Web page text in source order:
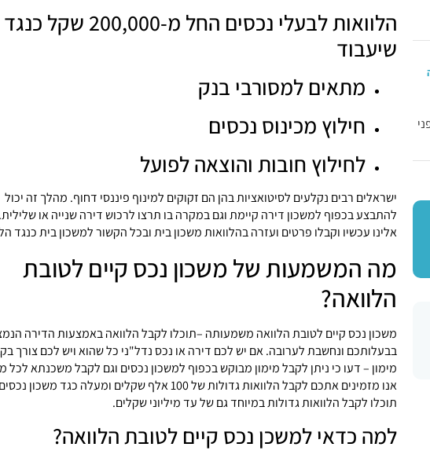
הלוואות לבעלי נכסים החל מ-200,000 שקל כנגד
שיעבוד
מתאים למסורבי בנק
חילוץ מכינוס נכסים
לחילוץ חובות והוצאה לפועל
ישראלים רבים נקלעים לסיטואציות בהן הם זקוקים למינוף פיננסי דחוף. מהלך זה יכול
להתבצע בכפוף למשכון דירה קיימת וגם במקרה בו תרצו לרכוש דירה שנייה או
אלינו עכשיו וקבלו פרטים ועזרה בהלוואות משכון בית ובכל הקשור למשכון בית כנגד
מה המשמעות של משכון נכס קיים לטובת
הלוואה?
משכון נכס קיים לטובת הלוואה משמעותה –תוכלו לקבל הלוואה באמצעות הדירה
בבעלותכם ונחשבת לערובה. אם יש לכם דירה או נכס נדל"ני כל שהוא ויש לכם צורך
מימון – דעו כי ניתן לקבל מימון מבוקש בכפוף למשכון נכסים וגם לקבל משכנתא לכל
אנו מזמינים אתכם לקבל הלוואות גדולות של 100 אלף שקלים ומעלה כגד משכון
תוכלו לקבל הלוואות גדולות במיוחד גם של עד מיליוני שקלים.
למה כדאי למשכן נכס קיים לטובת הלוואה?